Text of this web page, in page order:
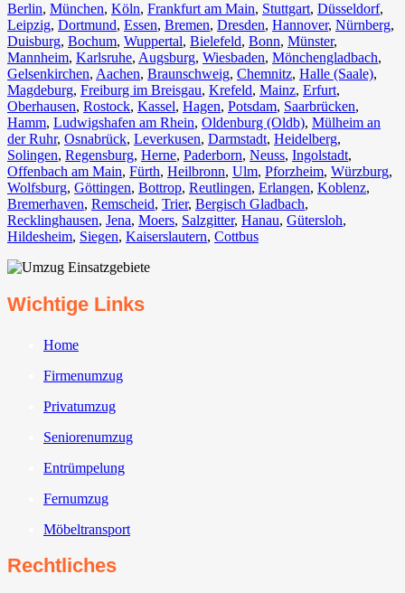
Berlin⁠, München, Köln⁠, Frankfurt am Main, Stuttgart, Düsseldorf,
Leipzig, Dortmund, Essen, Bremen, Dresden, Hannover, Nürnberg,
Duisburg⁠, Bochum, Wuppertal⁠, Bielefeld⁠, Bonn⁠, Münster⁠,
Mannheim, Karlsruhe, Augsburg, Wiesbaden⁠, Mönchengladbach⁠,
Gelsenkirchen⁠, Aachen⁠, Braunschweig, Chemnitz⁠, Halle (Saale)⁠,
Magdeburg, Freiburg im Breisgau⁠, Krefeld⁠, Mainz⁠, Erfurt,
Oberhausen⁠, Rostock⁠, Kassel⁠, Hagen, Potsdam, Saarbrücken⁠,
Hamm, Ludwigshafen am Rhein⁠, Oldenburg (Oldb), Mülheim an
der Ruhr, Osnabrück⁠, Leverkusen, Darmstadt⁠, Heidelberg,
Solingen, Regensburg, Herne⁠, Paderborn, Neuss, Ingolstadt,
Offenbach am Main, Fürth⁠, Heilbronn, Ulm⁠, Pforzheim, Würzburg,
Wolfsburg⁠, Göttingen, Bottrop, Reutlingen, Erlangen⁠, Koblenz,
Bremerhaven⁠, Remscheid, Trier⁠, Bergisch Gladbach,
Recklinghausen, Jena⁠, Moers⁠, Salzgitter⁠, Hanau, Gütersloh,
Hildesheim⁠, Siegen⁠, Kaiserslautern⁠, Cottbus⁠
Wichtige Links
Home
Firmenumzug
Privatumzug
Seniorenumzug
Entrümpelung
Fernumzug
Möbeltransport
Rechtliches